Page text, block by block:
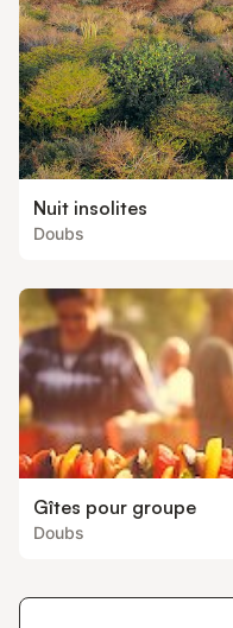
Nuit insolites
Doubs
Gîtes pour groupe
Doubs